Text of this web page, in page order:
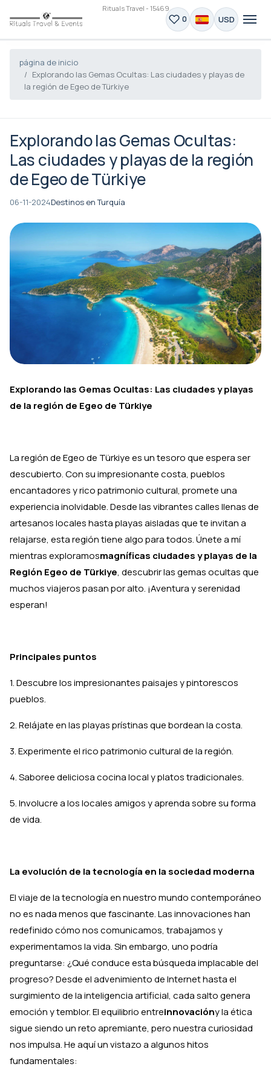
Rituals Travel - 15469
0 USD
página de inicio
Explorando las Gemas Ocultas: Las ciudades y playas de
la región de Egeo de Türkiye
Explorando las Gemas Ocultas:
Las ciudades y playas de la región
de Egeo de Türkiye
06-11-2024Destinos en Turquía
Explorando las Gemas Ocultas: Las ciudades y playas
de la región de Egeo de Türkiye
La región de Egeo de Türkiye es un tesoro que espera ser
descubierto. Con su impresionante costa, pueblos
encantadores y rico patrimonio cultural, promete una
experiencia inolvidable. Desde las vibrantes calles llenas de
artesanos locales hasta playas aisladas que te invitan a
relajarse, esta región tiene algo para todos. Únete a mí
mientras exploramosmagníficas ciudades y playas de la
Región Egeo de Türkiye, descubrir las gemas ocultas que
muchos viajeros pasan por alto. ¡Aventura y serenidad
esperan!
Principales puntos
1. Descubre los impresionantes paisajes y pintorescos
pueblos.
2. Relájate en las playas prístinas que bordean la costa.
3. Experimente el rico patrimonio cultural de la región.
4. Saboree deliciosa cocina local y platos tradicionales.
5. Involucre a los locales amigos y aprenda sobre su forma
de vida.
La evolución de la tecnología en la sociedad moderna
El viaje de la tecnología en nuestro mundo contemporáneo
no es nada menos que fascinante. Las innovaciones han
redefinido cómo nos comunicamos, trabajamos y
experimentamos la vida. Sin embargo, uno podría
preguntarse: ¿Qué conduce esta búsqueda implacable del
progreso? Desde el advenimiento de Internet hasta el
surgimiento de la inteligencia artificial, cada salto genera
emoción y temblor. El equilibrio entreinnovacióny la ética
sigue siendo un reto apremiante, pero nuestra curiosidad
nos impulsa. He aquí un vistazo a algunos hitos
fundamentales: